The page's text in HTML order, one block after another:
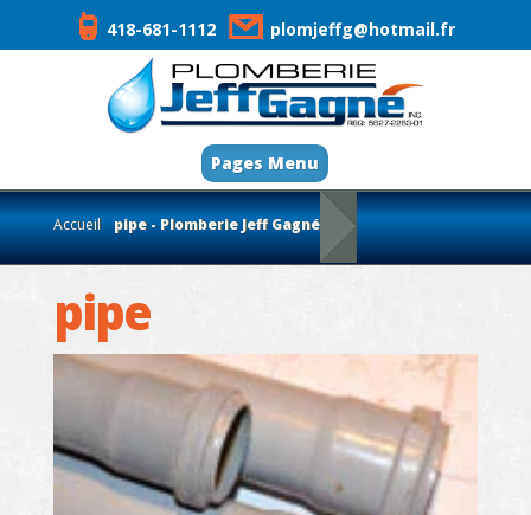
418-681-1112 plomjeffg@hotmail.fr
Pages Menu
Accueil pipe - Plomberie Jeff Gagné
pipe